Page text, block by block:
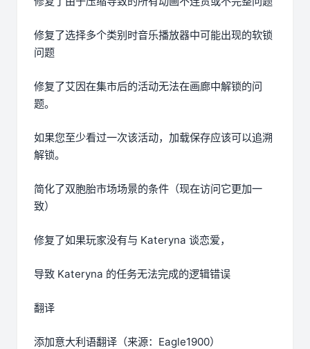
修复了选择多个类别时音乐播放器中可能出现的软锁
问题
修复了艾因在集市后的活动无法在画廊中解锁的问
题。
如果您至少看过一次该活动，加载保存应该可以追溯
解锁。
简化了双胞胎市场场景的条件（现在访问它更加一
致）
修复了如果玩家没有与 Kateryna 谈恋爱，
导致 Kateryna 的任务无法完成的逻辑错误
翻译
添加意大利语翻译（来源：Eagle1900）